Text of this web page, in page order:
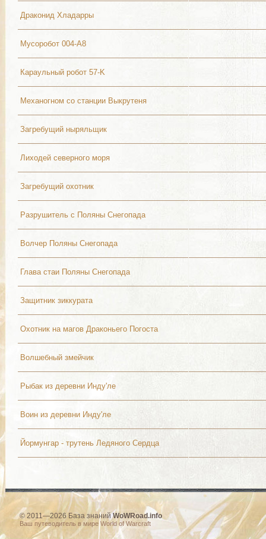
Драконид Хладарры
Мусоробот 004-A8
Караульный робот 57-K
Механогном со станции Выкрутеня
Загребущий ныряльщик
Лиходей северного моря
Загребущий охотник
Разрушитель с Поляны Снегопада
Волчер Поляны Снегопада
Глава стаи Поляны Снегопада
Защитник зиккурата
Охотник на магов Драконьего Погоста
Волшебный змейчик
Рыбак из деревни Инду'ле
Воин из деревни Инду'ле
Йормунгар - трутень Ледяного Сердца
© 2011—2026 База знанийWoWRoad.info
Ваш путеводитель в мире World of Warcraft